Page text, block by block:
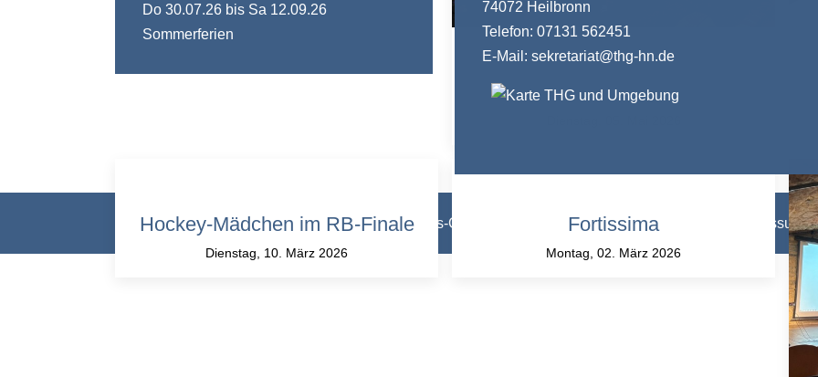
Wandernde Bildungsbäume zu
Gast am THG
Hockey-Mädchen im RB-Finale
Dienstag, 10. März 2026
Fortissima
Montag, 02. März 2026
Do 30.07.26 bis Sa 12.09.26
Sommerferien
74072 Heilbronn
Telefon: 07131 562451
E-Mail: sekretariat@thg-hn.de
© Theodor-Heuss-Gymnasium Heilbronn 2026 |Datenschutz Impressum|